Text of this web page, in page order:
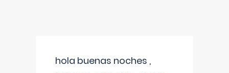
hola buenas noches ,